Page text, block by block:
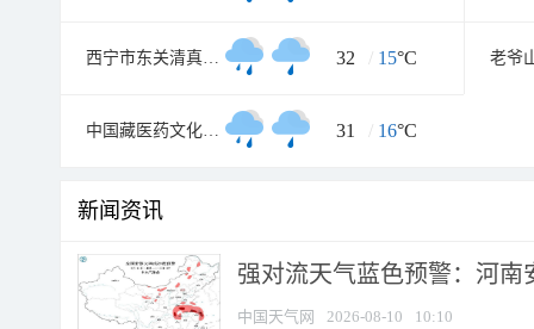
西宁市东关清真大寺 32 / 15°C 老爷
中国藏医药文化博物馆 31 / 16°C
新闻资讯
强对流天气蓝色预警：河南
中国天气网 2026-08-10 10:10